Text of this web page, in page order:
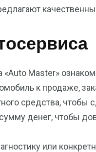
«Auto Master»
к продаже,
средства,
денег, чтобы
или